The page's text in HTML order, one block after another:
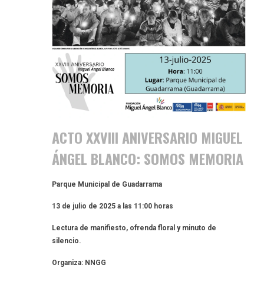
ACTO XXVIII ANIVERSARIO MIGUEL
ÁNGEL BLANCO: SOMOS MEMORIA
Parque Municipal de Guadarrama
13 de julio de 2025 a las 11:00 horas
Lectura de manifiesto, ofrenda floral y minuto de
silencio.
Organiza: NNGG